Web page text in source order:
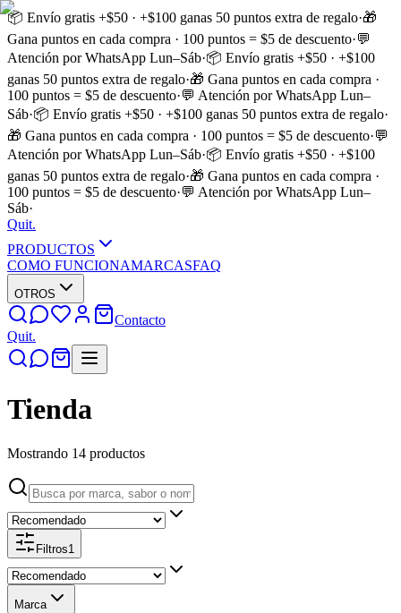
📦 Envío gratis +$50 · +$100 ganas 50 puntos extra de regalo·🎁
Gana puntos en cada compra · 100 puntos = $5 de descuento·💬
Atención por WhatsApp Lun–Sáb·📦 Envío gratis +$50 · +$100
ganas 50 puntos extra de regalo·🎁 Gana puntos en cada compra ·
100 puntos = $5 de descuento·💬 Atención por WhatsApp Lun–
Sáb·📦 Envío gratis +$50 · +$100 ganas 50 puntos extra de regalo·
🎁 Gana puntos en cada compra · 100 puntos = $5 de descuento·💬
Atención por WhatsApp Lun–Sáb·📦 Envío gratis +$50 · +$100
ganas 50 puntos extra de regalo·🎁 Gana puntos en cada compra ·
100 puntos = $5 de descuento·💬 Atención por WhatsApp Lun–
Sáb·
Quit.
PRODUCTOS
COMO FUNCIONAMARCASFAQ
OTROS
Contacto
Quit.
Tienda
Mostrando 14 productos
Filtros1
Marca